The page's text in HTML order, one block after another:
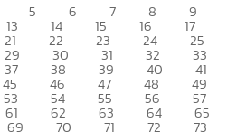
5 6 7 8 9
13 14 15 16 17
21 22 23 24 25
29 30 31 32 33
37 38 39 40 41
45 46 47 48 49
53 54 55 56 57
61 62 63 64 65
69 70 71 72 73